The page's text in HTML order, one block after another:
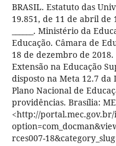
BRASIL. Estatuto das
19.851, de 11 de abril de
______. Ministério da
Educação. Câmara de
18 de dezembro de
Extensão na Educação
disposto na Meta 12.7 da
Plano Nacional de
providências. Brasília:
<http://
rces007-